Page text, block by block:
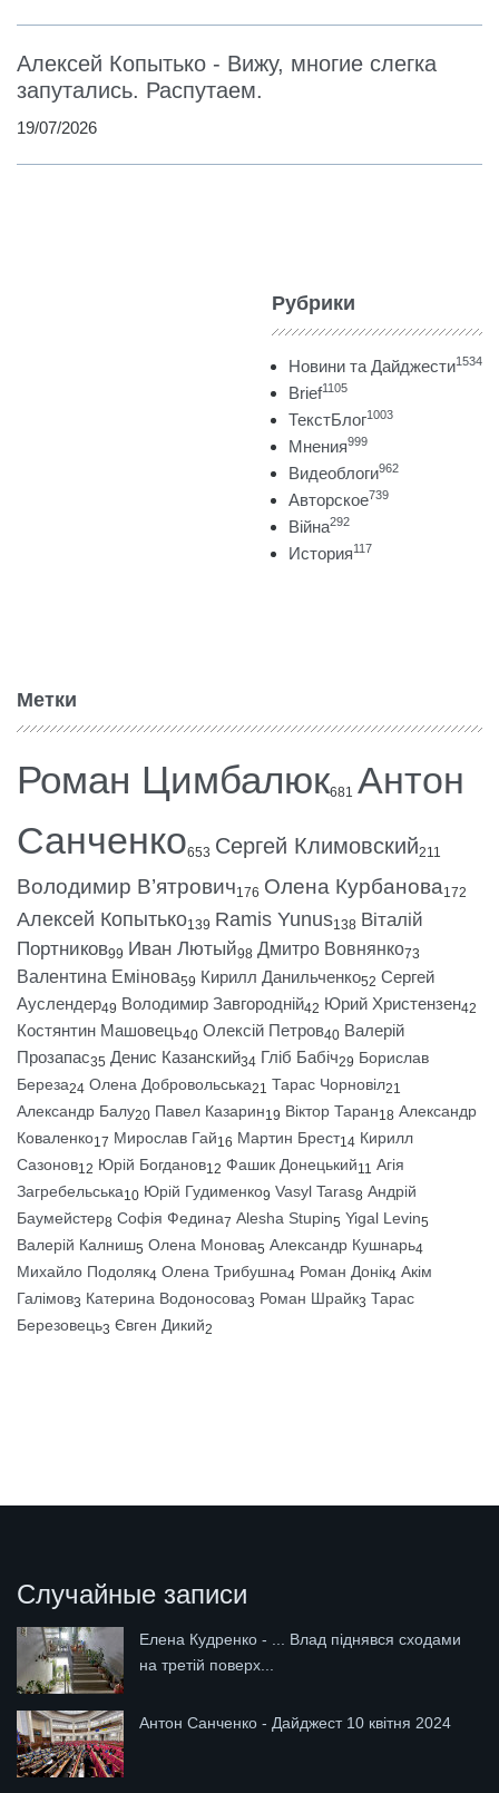
Алексей Копытько - Вижу, многие слегка
запутались. Распутаем.
19/07/2026
Рубрики
Новини та Дайджести1534
Brief1105
ТекстБлог1003
Мнения999
Видеоблоги962
Авторское739
Війна292
История117
Метки
Роман Цимбалюк681 Антон
Санченко653 Сергей Климовский211
Володимир В’ятрович176 Олена Курбанова172
Алексей Копытько139 Ramis Yunus138 Віталій
Портников99 Иван Лютый98 Дмитро Вовнянко73
Валентина Емінова59 Кирилл Данильченко52 Сергей
Ауслендер49 Володимир Завгородній42 Юрий Христензен42
Костянтин Машовець40 Олексій Петров40 Валерій
Прозапас35 Денис Казанский34 Гліб Бабіч29 Борислав
Береза24 Олена Добровольська21 Тарас Чорновіл21
Александр Балу20 Павел Казарин19 Віктор Таран18 Александр
Коваленко17 Мирослав Гай16 Мартин Брест14 Кирилл
Сазонов12 Юрій Богданов12 Фашик Донецький11 Агія
Загребельська10 Юрій Гудименко9 Vasyl Taras8 Андрій
Баумейстер8 Софія Федина7 Alesha Stupin5 Yigal Levin5
Валерій Калниш5 Олена Монова5 Александр Кушнарь4
Михайло Подоляк4 Олена Трибушна4 Роман Донік4 Акім
Галімов3 Катерина Водоносова3 Роман Шрайк3 Тарас
Березовець3 Євген Дикий2
Случайные записи
Елена Кудренко - ... Влад піднявся сходами
на третій поверх...
Антон Санченко - Дайджест 10 квітня 2024